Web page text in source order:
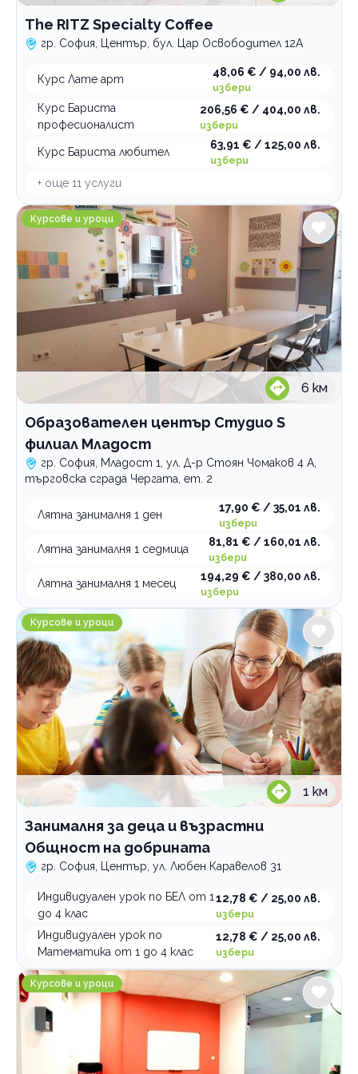
The RITZ Specialty Coffee
гр. София, Център, бул. Цар Освободител 12А
Курс Лате арт
48,06 € / 94,00 лв.
избери
Курс Бариста
професионалист
206,56 € / 404,00 лв.
избери
Курс Бариста любител
63,91 € / 125,00 лв.
избери
+ още 11 услуги
Образователен център Студио S филиал Младост
Курсове и уроци
6 км
Образователен център Студио S
филиал Младост
гр. София, Младост 1, ул. Д-р Стоян Чомаков 4 А,
търговска сграда Чергата, ет. 2
Лятна занималня 1 ден
17,90 € / 35,01 лв.
избери
Лятна занималня 1 седмица
81,81 € / 160,01 лв.
избери
Лятна занималня 1 месец
194,29 € / 380,00 лв.
избери
Занималня за деца и възрастни Общност на
Курсове и уроци
1 км
Занималня за деца и възрастни
Общност на добрината
гр. София, Център, ул. Любен Каравелов 31
Индивидуален урок по БЕЛ от 1
до 4 клас
12,78 € / 25,00 лв.
избери
Индивидуален урок по
Математика от 1 до 4 клас
12,78 € / 25,00 лв.
избери
NexXo Academy Индивидуално обучение по
Курсове и уроци
Образователни центрове